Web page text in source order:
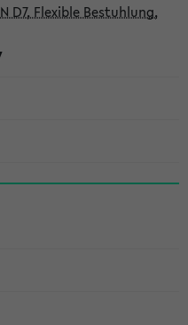
D7, Flexible Bestuhlung,